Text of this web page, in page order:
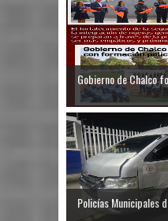
Gobierno de Chalco
Policías Municipales